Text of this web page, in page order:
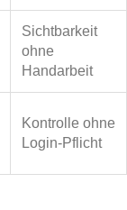
Sichtbarkeit
ohne
Handarbeit
Kontrolle ohne
Login-Pflicht